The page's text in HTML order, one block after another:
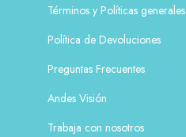
Términos y Políticas generales
Política de Devoluciones
Preguntas Frecuentes
Andes Visión
Trabaja con nosotros